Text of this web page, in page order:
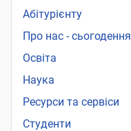
Абітурієнту
Про нас - сьогодення
Освіта
Наука
Ресурси та сервіси
Студенти